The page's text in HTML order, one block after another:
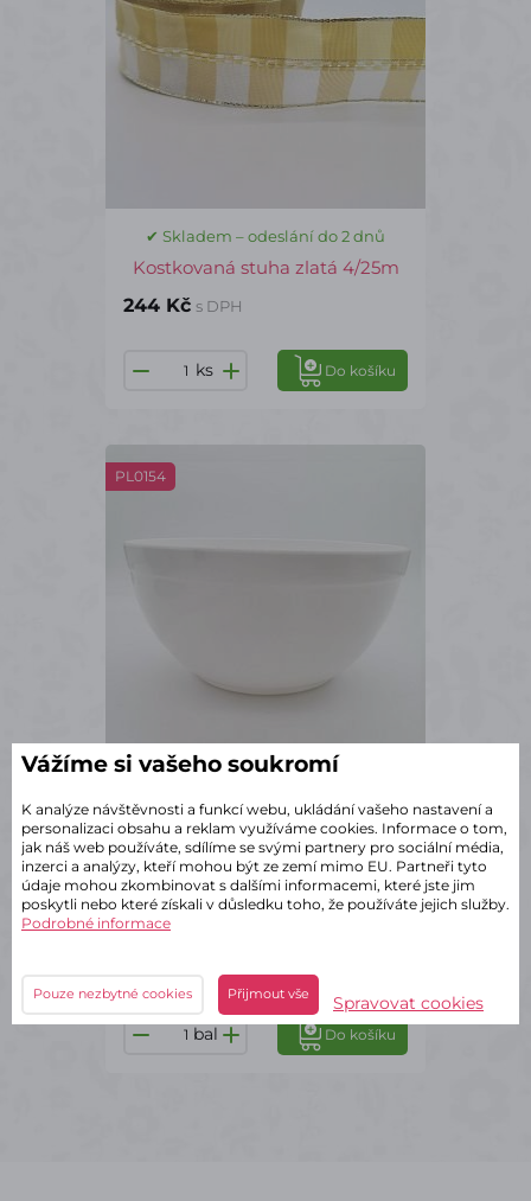
✔ Skladem – odeslání do 2 dnů
Kostkovaná stuha zlatá 4/25m
244 Kč s DPH
ks Do košíku
PL0154
✔ Skladem – odeslání do 2 dnů
Miska 21 cm
1 Varianta
154 Kčs DPH
za balení
Balení po 5 ks
bal Do košíku
Vážíme si vašeho soukromí
K analýze návštěvnosti a funkcí webu, ukládání vašeho nastavení a
personalizaci obsahu a reklam využíváme cookies. Informace o tom,
jak náš web používáte, sdílíme se svými partnery pro sociální média,
inzerci a analýzy, kteří mohou být ze zemí mimo EU. Partneři tyto
údaje mohou zkombinovat s dalšími informacemi, které jste jim
poskytli nebo které získali v důsledku toho, že používáte jejich služby.
Podrobné informace
Pouze nezbytné cookies Přijmout vše Spravovat cookies